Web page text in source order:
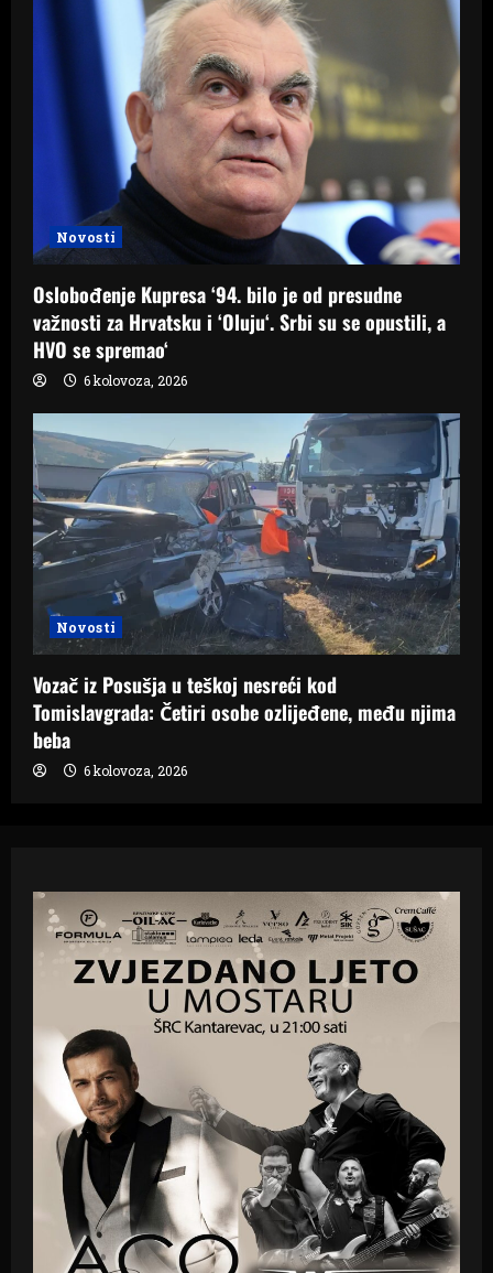
Novosti
Oslobođenje Kupresa ‘94. bilo je od presudne
važnosti za Hrvatsku i ‘Oluju‘. Srbi su se opustili, a
HVO se spremao‘
6 kolovoza, 2026
Novosti
Vozač iz Posušja u teškoj nesreći kod
Tomislavgrada: Četiri osobe ozlijeđene, među njima
beba
6 kolovoza, 2026